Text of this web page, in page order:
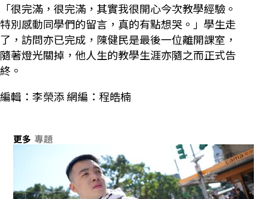
「很完滿，很完滿，其實我很開心今次教學經驗。
特別感動同學們的留言，真的有點想哭。」學生走
了，訪問亦已完成，陳健民是最後一位離開課室，
隨著燈光關掉，他人生的教學生涯亦隨之而正式告
終。
編輯：李榮添 網編：程皓楠
更多 專題